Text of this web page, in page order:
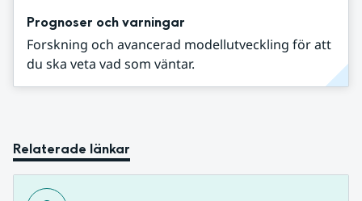
Prognoser och varningar
Forskning och avancerad modellutveckling för att
du ska veta vad som väntar.
Relaterade länkar